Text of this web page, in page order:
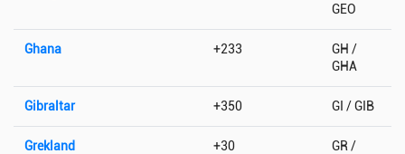
GEO
Ghana +233
GH /
GHA
Gibraltar +350 GI / GIB
Grekland +30
GR /